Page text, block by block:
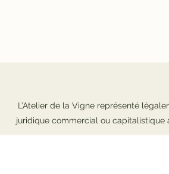
L’Atelier de la Vigne représenté
juridique commercial ou capitalistique